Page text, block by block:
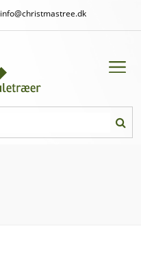
info@christmastree.dk